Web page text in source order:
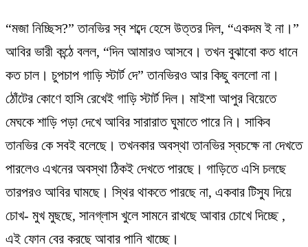
“মজা নিচ্ছিস?” তানভির স্ব শব্দে হেসে উত্তর দিল, “একদম ই না।”
আবির ভারী কন্ঠে বলল, “দিন আমারও আসবে। তখন বুঝাবো কত ধানে
কত চাল। চুপচাপ গাড়ি স্টার্ট দে” তানভিরও আর কিছু বললো না।
ঠোঁটের কোণে হাসি রেখেই গাড়ি স্টার্ট দিল। মাইশা আপুর বিয়েতে
মেঘকে শাড়ি পড়া দেখে আবির সারারাত ঘুমাতে পারে নি। সাকিব
তানভির কে সবই বলেছে। তখনকার অবস্থা তানভির স্বচক্ষে না দেখতে
পারলেও এখনের অবস্থা ঠিকই দেখতে পারছে। গাড়িতে এসি চলছে
তারপরও আবির ঘামছে। স্থির থাকতে পারছে না, একবার টিস্যু দিয়ে
চোখ- মুখ মুছছে, সানগ্লাস খুলে সামনে রাখছে আবার চোখে দিচ্ছে ,
এই ফোন বের করছে আবার পানি খাচ্ছে।